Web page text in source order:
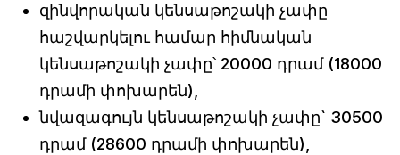
զինվորական կենսաթոշակի չափը
հաշվարկելու համար հիմնական
կենսաթոշակի չափը՝ 20000 դրամ (18000
դրամի փոխարեն),
նվազագույն կենսաթոշակի չափը` 30500
դրամ (28600 դրամի փոխարեն),